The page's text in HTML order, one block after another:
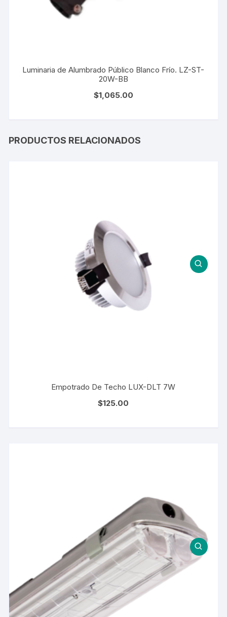
Luminaria de Alumbrado Público Blanco Frío. LZ-ST-
20W-BB
$1,065.00
PRODUCTOS RELACIONADOS
Empotrado De Techo LUX-DLT 7W
$125.00